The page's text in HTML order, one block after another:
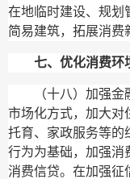
在地临时建设、规划
简易建筑，拓展消费
七、优化消费环
（十八）加强金
市场化方式，加大对
托育、家政服务等的
行为为基础，加强消
消费信贷。在加强征